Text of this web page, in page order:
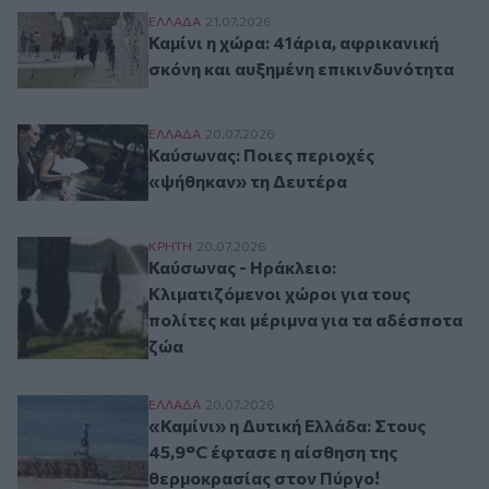
Καμίνι η χώρα: 41άρια, αφρικανική σκόνη
ΕΛΛAΔΑ 21.07.2026
Καμίνι η χώρα: 41άρια, αφρικανική
σκόνη και αυξημένη επικινδυνότητα
Καύσωνας: Ποιες περιοχές «ψήθηκαν» τη
ΕΛΛAΔΑ 20.07.2026
Καύσωνας: Ποιες περιοχές
«ψήθηκαν» τη Δευτέρα
Καύσωνας - Ηράκλειο: Κλιματιζόμενοι
ΚΡΗΤΗ 20.07.2026
Καύσωνας - Ηράκλειο:
Κλιματιζόμενοι χώροι για τους
πολίτες και μέριμνα για τα αδέσποτα
ζώα
«Καμίνι» η Δυτική Ελλάδα: Στους
ΕΛΛAΔΑ 20.07.2026
«Καμίνι» η Δυτική Ελλάδα: Στους
45,9°C έφτασε η αίσθηση της
θερμοκρασίας στον Πύργο!